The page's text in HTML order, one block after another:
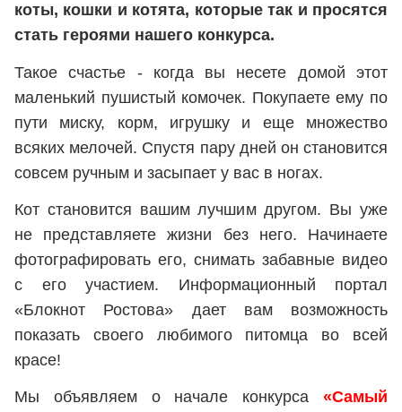
коты, кошки и котята, которые так и просятся
стать героями нашего конкурса.
Такое счастье - когда вы несете домой этот
маленький пушистый комочек. Покупаете ему по
пути миску, корм, игрушку и еще множество
всяких мелочей. Спустя пару дней он становится
совсем ручным и засыпает у вас в ногах.
Кот становится вашим лучшим другом. Вы уже
не представляете жизни без него. Начинаете
фотографировать его, снимать забавные видео
с его участием. Информационный портал
«Блокнот Ростова» дает вам возможность
показать своего любимого питомца во всей
красе!
Мы объявляем о начале конкурса «Самый